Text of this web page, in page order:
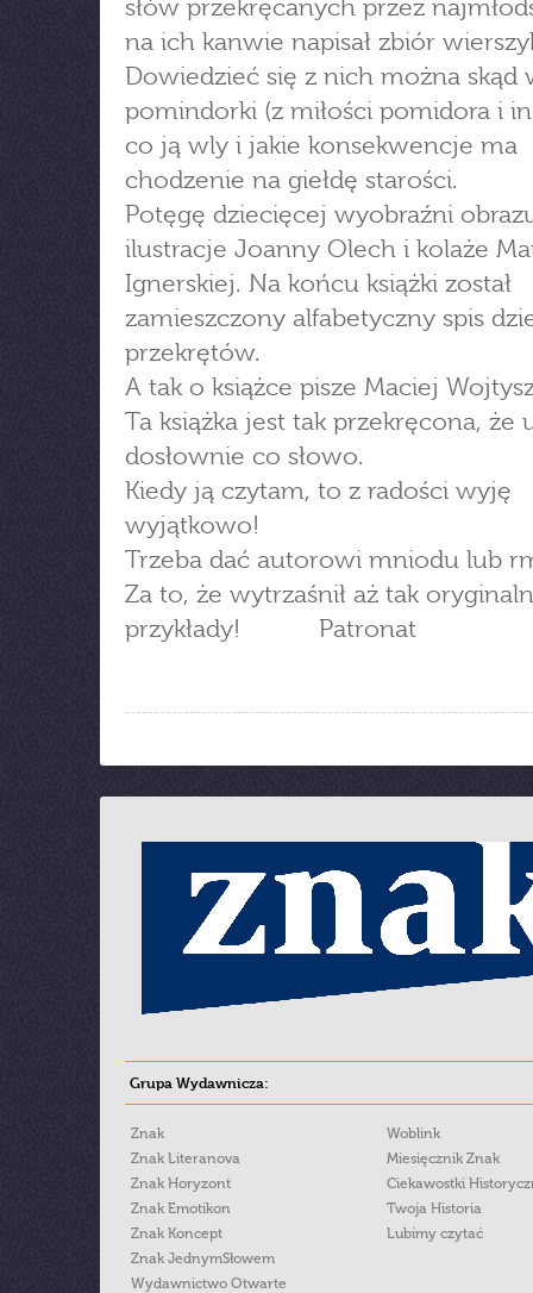
słów przekręcanych przez
na ich kanwie napisał zbiór
Dowiedzieć się z nich można skąd
pomindorki (z miłości pomidora i
co ją wly i jakie konsekwencje ma
chodzenie na giełdę starości.
Potęgę dziecięcej wyobraźni
ilustracje Joanny Olech i kolaże
Ignerskiej. Na końcu książki został
zamieszczony alfabetyczny spis
przekrętów.
A tak o książce pisze Maciej
Ta książka jest tak przekręcona, że
dosłownie co słowo.
Kiedy ją czytam, to z radości wyję
wyjątkowo!
Trzeba dać autorowi mniodu lub
Za to, że wytrzaśnił aż tak
przykłady! Patronat
Grupa Wydawnicza:
Znak
Znak Literanova
Znak Horyzont
Znak Emotikon
Znak Koncept
Znak JednymSłowem
Wydawnictwo Otwarte
Woblink
Miesięcznik Znak
Ciekawostki
Twoja Historia
Lubimy czytać